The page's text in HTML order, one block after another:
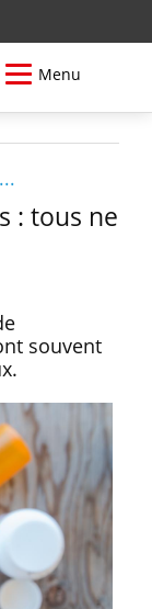
Menu
: tous ne
souvent